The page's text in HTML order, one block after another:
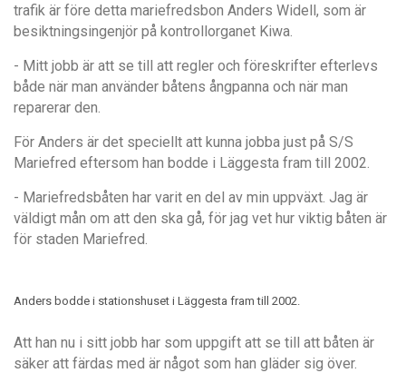
trafik är före detta mariefredsbon Anders Widell, som är
besiktningsingenjör på kontrollorganet Kiwa.
- Mitt jobb är att se till att regler och föreskrifter efterlevs
både när man använder båtens ångpanna och när man
reparerar den.
För Anders är det speciellt att kunna jobba just på S/S
Mariefred eftersom han bodde i Läggesta fram till 2002.
- Mariefredsbåten har varit en del av min uppväxt. Jag är
väldigt mån om att den ska gå, för jag vet hur viktig båten är
för staden Mariefred.
Anders bodde i stationshuset i Läggesta fram till 2002.
Att han nu i sitt jobb har som uppgift att se till att båten är
säker att färdas med är något som han gläder sig över.